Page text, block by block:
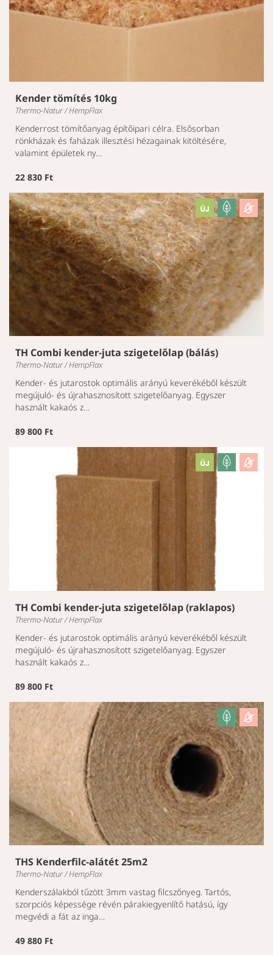
Kender tömítés 10kg
Thermo-Natur / HempFlax
Kenderrost tömítőanyag építőipari célra. Elsősorban
rönkházak és faházak illesztési hézagainak kitöltésére,
valamint épületek ny…
22 830 Ft
TH Combi kender-juta szigetelőlap (bálás)
Thermo-Natur / HempFlax
Kender- és jutarostok optimális arányú keverékéből készült
megújuló- és újrahasznosított szigetelőanyag. Egyszer
használt kakaós z…
89 800 Ft
TH Combi kender-juta szigetelőlap (raklapos)
Thermo-Natur / HempFlax
Kender- és jutarostok optimális arányú keverékéből készült
megújuló- és újrahasznosított szigetelőanyag. Egyszer
használt kakaós z…
89 800 Ft
THS Kenderfilc-alátét 25m2
Thermo-Natur / HempFlax
Kenderszálakból tűzött 3mm vastag filcszőnyeg. Tartós,
szorpciós képessége révén párakiegyenlítő hatású, így
megvédi a fát az inga…
49 880 Ft